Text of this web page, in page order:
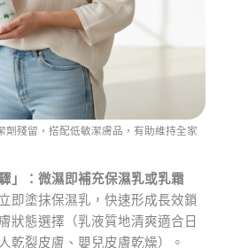
殘留，搭配低敏潔膚品，有助維持全家
」：微濕即補充保濕乳或乳霜
即塗抹保濕乳，快速形成長效鎖
狀態選擇（乳液質地清爽適合日
乾裂皮膚、嬰兒皮膚乾燥）。